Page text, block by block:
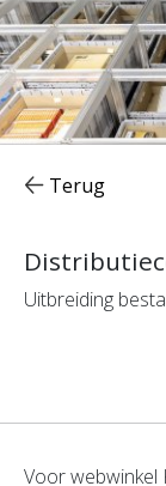
Uitbreiding
Terug
Voor webwinkel